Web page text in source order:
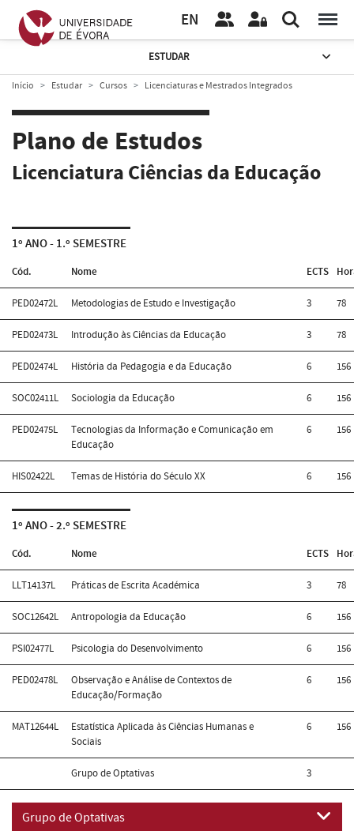
EN
ESTUDAR
Início Estudar Cursos Licenciaturas e Mestrados Integrados
Plano de Estudos
Licenciatura Ciências da Educação
1º ANO - 1.º SEMESTRE
Cód. Nome ECTS
PED02472L Metodologias de Estudo e Investigação 3 78
PED02473L Introdução às Ciências da Educação 3 78
PED02474L História da Pedagogia e da Educação 6 156
SOC02411L Sociologia da Educação 6 156
PED02475L
Tecnologias da Informação e Comunicação em
Educação
6 156
HIS02422L Temas de História do Século XX 6 156
1º ANO - 2.º SEMESTRE
Cód. Nome ECTS
LLT14137L Práticas de Escrita Académica 3 78
SOC12642L Antropologia da Educação 6 156
PSI02477L Psicologia do Desenvolvimento 6 156
PED02478L
Observação e Análise de Contextos de
Educação/Formação
6 156
MAT12644L
Estatística Aplicada às Ciências Humanas e
Sociais
6 156
Grupo de Optativas 3
Grupo de Optativas